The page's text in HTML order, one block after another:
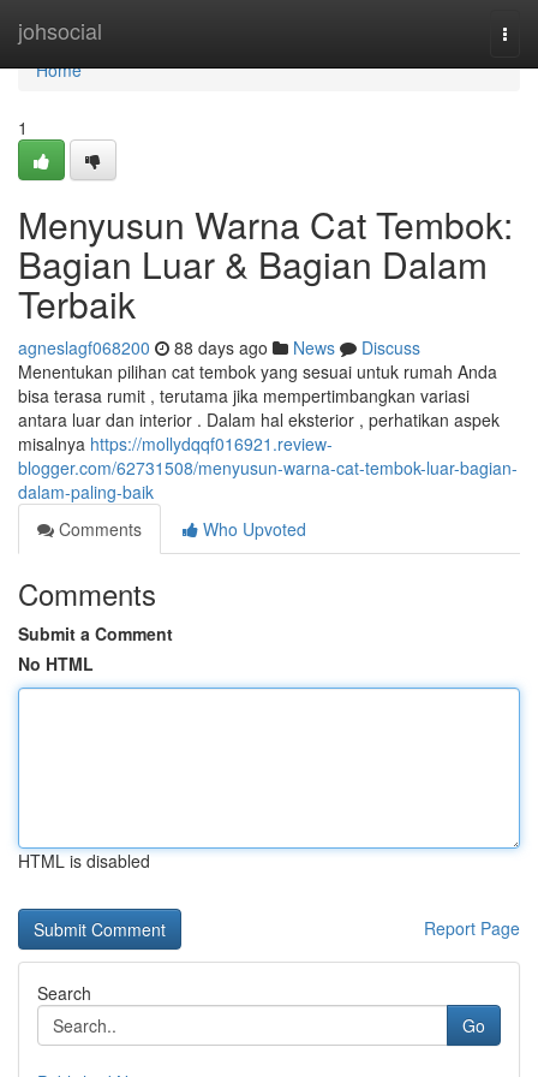
johsocial
Home
Home
1
Menyusun Warna Cat Tembok:
Bagian Luar & Bagian Dalam
Terbaik
agneslagf068200 88 days ago News
Discuss
Menentukan pilihan cat tembok yang sesuai untuk rumah Anda
bisa terasa rumit , terutama jika mempertimbangkan variasi
antara luar dan interior . Dalam hal eksterior , perhatikan aspek
misalnya https://mollydqqf016921.review-
blogger.com/62731508/menyusun-warna-cat-tembok-luar-bagian-
dalam-paling-baik
Comments
Who Upvoted
Comments
Submit a Comment
No HTML
HTML is disabled
Report Page
Search
Go